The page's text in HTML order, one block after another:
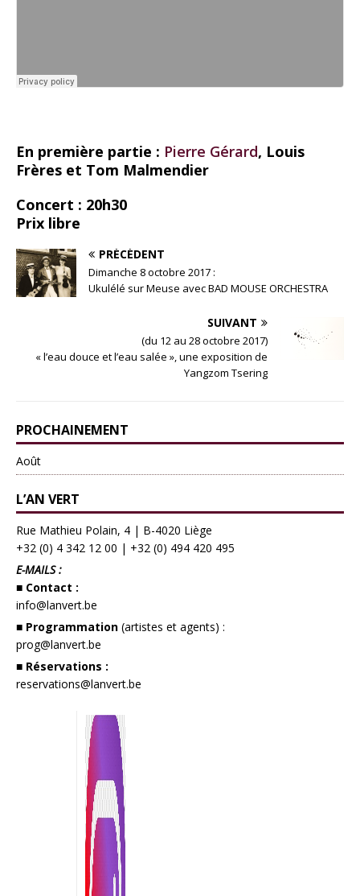
En première partie : Pierre Gérard, Louis
Frères et Tom Malmendier
Concert : 20h30
Prix libre
PRÉCÉDENT
Dimanche 8 octobre 2017 :
Ukulélé sur Meuse avec BAD MOUSE ORCHESTRA
SUIVANT
(du 12 au 28 octobre 2017)
« l’eau douce et l’eau salée », une exposition de
Yangzom Tsering
PROCHAINEMENT
Août
L’AN VERT
Rue Mathieu Polain, 4 | B-4020 Liège
+32 (0) 4 342 12 00 | +32 (0) 494 420 495
E-MAILS :
■ Contact :
info@lanvert.be
■ Programmation (artistes et agents) :
prog@lanvert.be
■ Réservations :
reservations@lanvert.be